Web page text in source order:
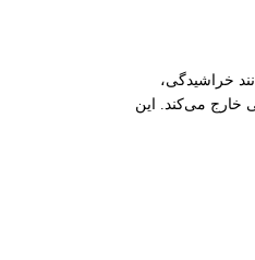
خراشیدگی،
خارج می‌کند. این